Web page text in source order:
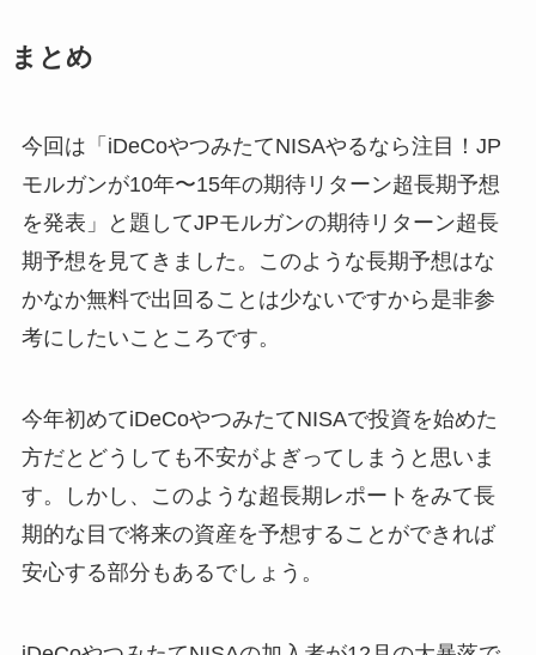
まとめ
今回は「iDeCoやつみたてNISAやるなら注目！JP
モルガンが10年〜15年の期待リターン超長期予想
を発表」と題してJPモルガンの期待リターン超長
期予想を見てきました。このような長期予想はな
かなか無料で出回ることは少ないですから是非参
考にしたいこところです。
今年初めてiDeCoやつみたてNISAで投資を始めた
方だとどうしても不安がよぎってしまうと思いま
す。しかし、このような超長期レポートをみて長
期的な目で将来の資産を予想することができれば
安心する部分もあるでしょう。